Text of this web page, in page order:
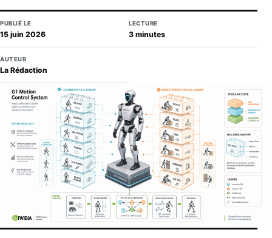
PUBLIÉ LE
15 juin 2026
LECTURE
3 minutes
AUTEUR
La Rédaction